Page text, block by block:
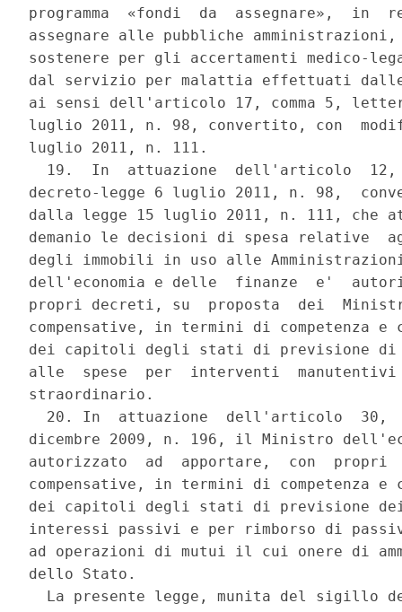
programma  «fondi  da  assegnare»,
assegnare alle pubbliche
sostenere per gli accertamenti medico-
dal servizio per malattia effettuati
ai sensi dell'articolo 17, comma 5,
luglio 2011, n. 98, convertito, con
luglio 2011, n. 111.
19.  In  attuazione  dell'articolo
decreto-legge 6 luglio 2011, n. 98,
dalla legge 15 luglio 2011, n. 111, che
demanio le decisioni di spesa relative
degli immobili in uso alle
dell'economia e delle  finanze  e'
propri decreti, su  proposta  dei
compensative, in termini di competenza
dei capitoli degli stati di previsione di
alle  spese  per  interventi
straordinario.
20. In  attuazione  dell'articolo  30,
dicembre 2009, n. 196, il Ministro
autorizzato  ad  apportare,  con
compensative, in termini di competenza
dei capitoli degli stati di previsione
interessi passivi e per rimborso di
ad operazioni di mutui il cui onere di
dello Stato.
La presente legge, munita del sigillo